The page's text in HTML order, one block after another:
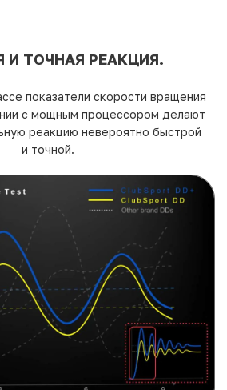
И ТОЧНАЯ РЕАКЦИЯ.
показатели скорости вращения
с мощным процессором делают
реакцию невероятно быстрой
и точной.